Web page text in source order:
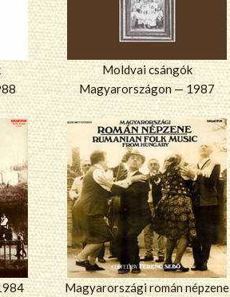
Moldvai csángók
Magyarországon — 1987
Magyarországi román népzene